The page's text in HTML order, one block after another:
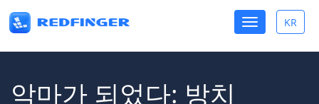
Toggle
KR
Toggle
navigation
악마가 되었다: 방치